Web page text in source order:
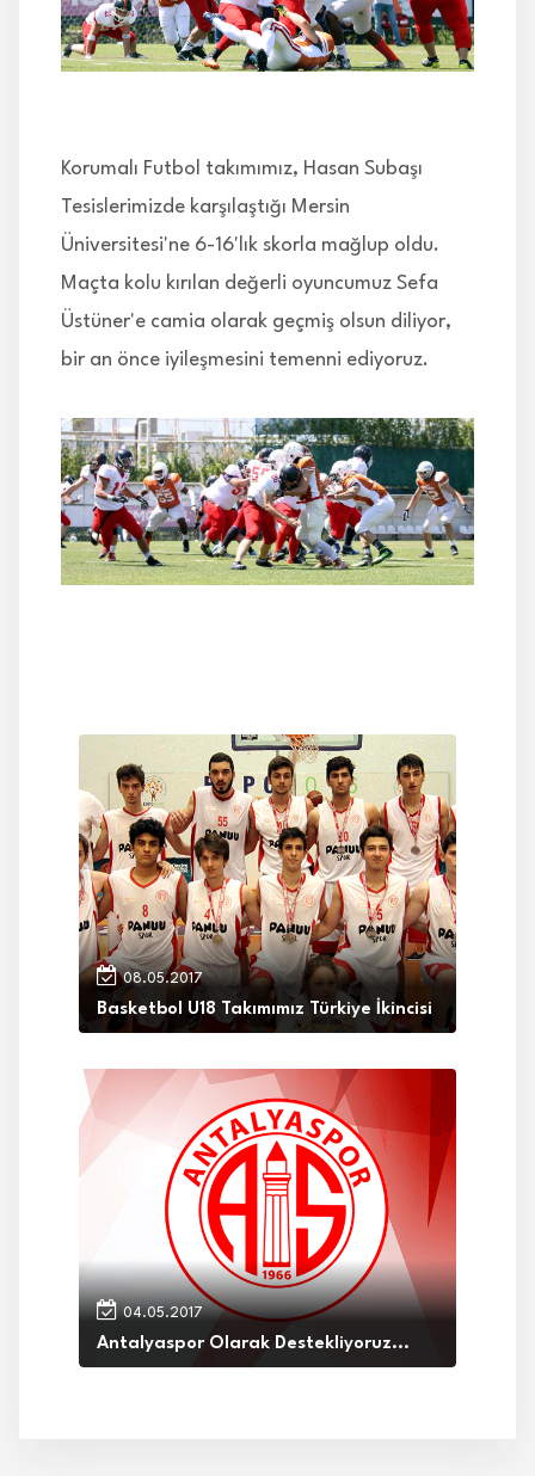
İLETİŞİM
Korumalı Futbol takımımız, Hasan Subaşı
Tesislerimizde karşılaştığı Mersin
Üniversitesi'ne 6-16'lık skorla mağlup oldu.
Maçta kolu kırılan değerli oyuncumuz Sefa
Üstüner'e camia olarak geçmiş olsun diliyor,
bir an önce iyileşmesini temenni ediyoruz.
08.05.2017
Basketbol U18 Takımımız Türkiye İkincisi
04.05.2017
Antalyaspor Olarak Destekliyoruz...